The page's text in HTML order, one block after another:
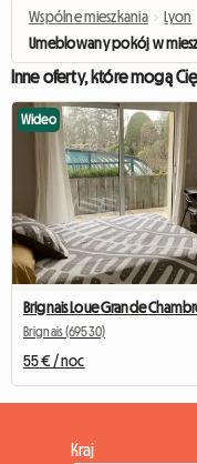
Wspólne mieszkania › Lyon
Umeblowany pokój w
Inne oferty, które mogą
Wideo
Brignais Loue Grande
Brignais (69530)
55 € / noc
Kraj